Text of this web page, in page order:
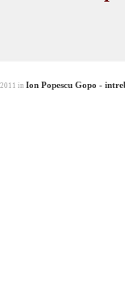
in Ion Popescu Gopo -